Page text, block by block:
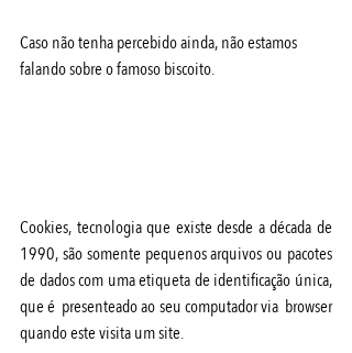
Caso não tenha percebido ainda, não estamos
falando sobre o famoso biscoito.
Cookies, tecnologia que existe desde a década de
1990, são somente pequenos arquivos ou pacotes
de dados com uma etiqueta de identificação única,
que é  presenteado ao seu computador via  browser
quando este visita um site.